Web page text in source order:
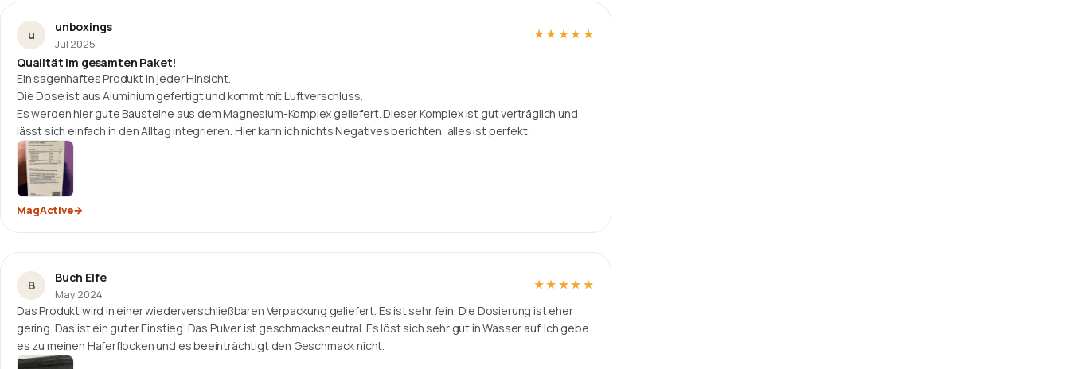
u
unboxings
Jul 2025
★★★★★
★★★★★
Qualität im gesamten Paket!
Ein sagenhaftes Produkt in jeder Hinsicht.
Die Dose ist aus Aluminium gefertigt und kommt mit Luftverschluss.
Es werden hier gute Bausteine aus dem Magnesium-Komplex geliefert. Dieser Komplex ist gut verträglich und
lässt sich einfach in den Alltag integrieren. Hier kann ich nichts Negatives berichten, alles ist perfekt.
MagActive
B
Buch Elfe
May 2024
★★★★★
★★★★★
Das Produkt wird in einer wiederverschließbaren Verpackung geliefert. Es ist sehr fein. Die Dosierung ist eher
gering. Das ist ein guter Einstieg. Das Pulver ist geschmacksneutral. Es löst sich sehr gut in Wasser auf. Ich gebe
es zu meinen Haferflocken und es beeinträchtigt den Geschmack nicht.